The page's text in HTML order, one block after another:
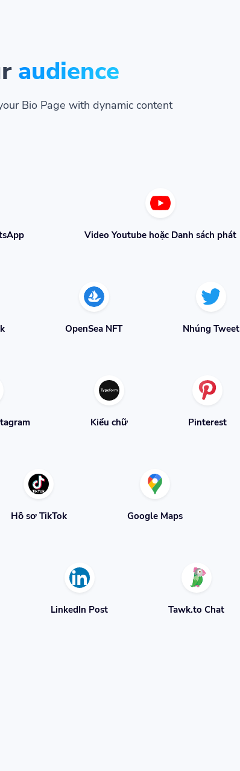
audience
Bio Page with dynamic content
Video Youtube hoặc Danh sách phát
OpenSea NFT Nhúng Tweet
Kiểu chữ Pinterest
Hồ sơ TikTok Google Maps
LinkedIn Post Tawk.to Chat